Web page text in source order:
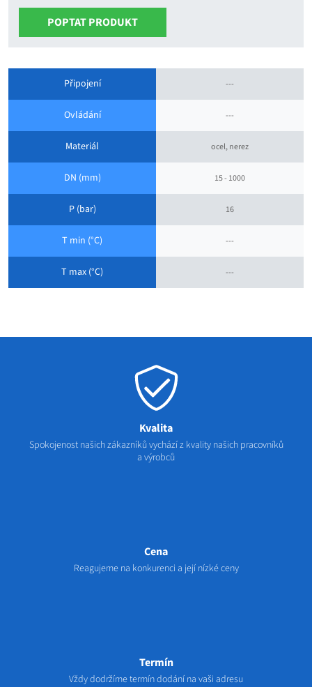
POPTAT PRODUKT
Připojení ---
Ovládání ---
Materiál ocel, nerez
DN (mm) 15 - 1000
P (bar) 16
T min (°C) ---
T max (°C) ---
Kvalita
Spokojenost našich zákazníků vychází z kvality našich pracovníků
a výrobců
Cena
Reagujeme na konkurenci a její nízké ceny
Termín
Vždy dodržíme termín dodání na vaši adresu